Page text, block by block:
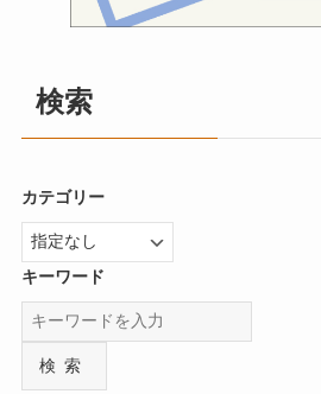
検索
カテゴリー
キーワード
検索